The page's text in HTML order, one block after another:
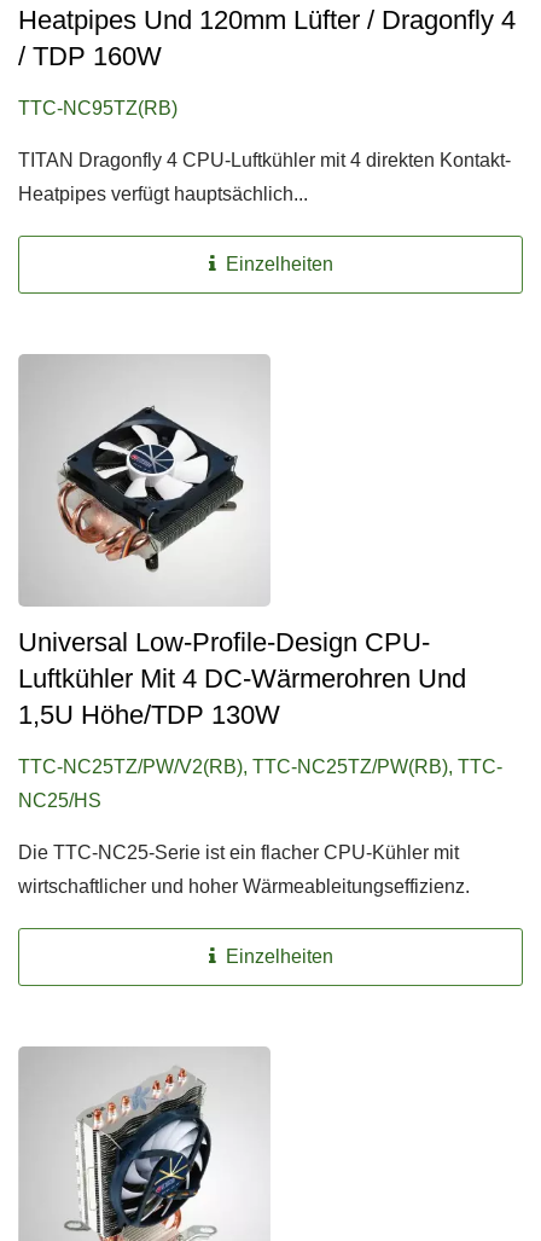
Heatpipes Und 120mm Lüfter / Dragonfly 4
/ TDP 160W
TTC-NC95TZ(RB)
TITAN Dragonfly 4 CPU-Luftkühler mit 4 direkten Kontakt-
Heatpipes verfügt hauptsächlich...
Einzelheiten
Universal Low-Profile-Design CPU-
Luftkühler Mit 4 DC-Wärmerohren Und
1,5U Höhe/TDP 130W
TTC-NC25TZ/PW/V2(RB), TTC-NC25TZ/PW(RB), TTC-
NC25/HS
Die TTC-NC25-Serie ist ein flacher CPU-Kühler mit
wirtschaftlicher und hoher Wärmeableitungseffizienz.
Einzelheiten